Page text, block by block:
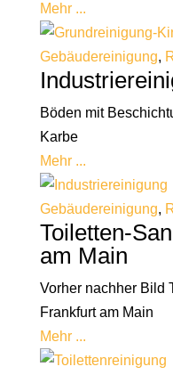
Mehr ...
Gebäudereinigung,
Böden mit
Karbe
Mehr ...
Gebäudereinigung,
Toiletten-
am Main
Vorher nachher Bild
Frankfurt am Main
Mehr ...